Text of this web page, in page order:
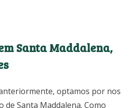
Santa Maddalena,
optamos por nos
de Santa Maddalena. Como